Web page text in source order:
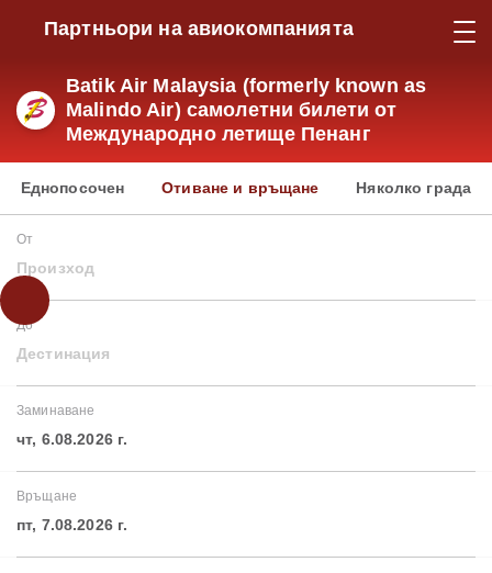
Партньори на авиокомпанията
Batik Air Malaysia (formerly known as
Malindo Air) самолетни билети от
Международно летище Пенанг
Еднопосочен Отиване и връщане Няколко града
От
Произход
До
Дестинация
Заминаване
чт, 6.08.2026 г.
Връщане
пт, 7.08.2026 г.